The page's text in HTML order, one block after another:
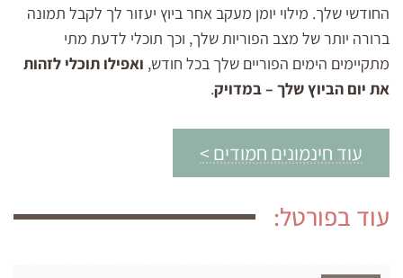
החודשי שלך. מילוי יומן מעקב אחר ביוץ יעזור לך לקבל תמונה
ברורה יותר של מצב הפוריות שלך, וכך תוכלי לדעת מתי
מתקיימים הימים הפוריים שלך בכל חודש, ואפילו תוכלי לזהות
את יום הביוץ שלך – במדויק.
עוד חינמונים חמודים >
עוד בפורטל: